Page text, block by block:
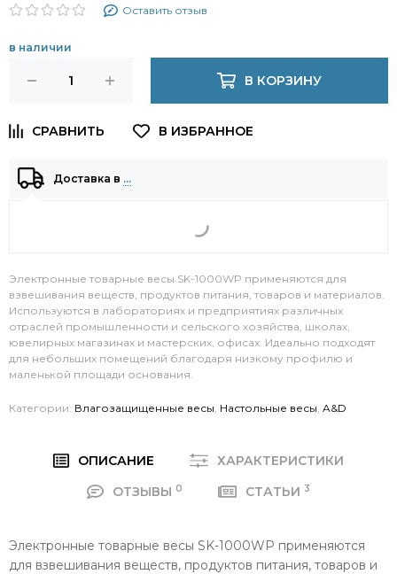
Оставить отзыв
в наличии
В КОРЗИНУ
Доставка в …
Электронные товарные весы SK-1000WP применяются для
взвешивания веществ, продуктов питания, товаров и материалов.
Используются в лабораториях и предприятиях различных
отраслей промышленности и сельского хозяйства, школах,
ювелирных магазинах и мастерских, офисах. Идеально подходят
для небольших помещений благодаря низкому профилю и
маленькой площади основания.
Категории: Влагозащищенные весы, Настольные весы, A&D
ОПИСАНИЕ
ХАРАКТЕРИСТИКИ
ОТЗЫВЫ 0 СТАТЬИ 3
Электронные товарные весы SK-1000WP применяются
для взвешивания веществ, продуктов питания, товаров и